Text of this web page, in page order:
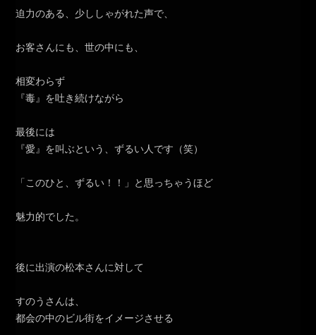
迫力のある、少ししゃがれた声で、
お客さんにも、世の中にも、
相変わらず
『毒』を吐き続けながら
最後には
『愛』を叫ぶという、ずるい人です（笑）
「このひと、ずるい！！」と思っちゃうほど
魅力的でした。
後に出演の松本さんに対して
すのうさんは、
都会の中のビル街をイメージさせる